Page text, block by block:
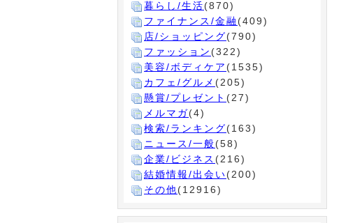
暮らし/生活(870)
ファイナンス/金融 (409)
店/ショッピング(790)
ファッション (322)
美容/ボディケア (1535)
カフェ/グルメ (205)
懸賞/プレゼント (27)
メルマガ(4)
検索/ランキング(163)
ニュース/一般(58)
企業/ビジネス (216)
結婚情報/出会い(200)
その他(12916)